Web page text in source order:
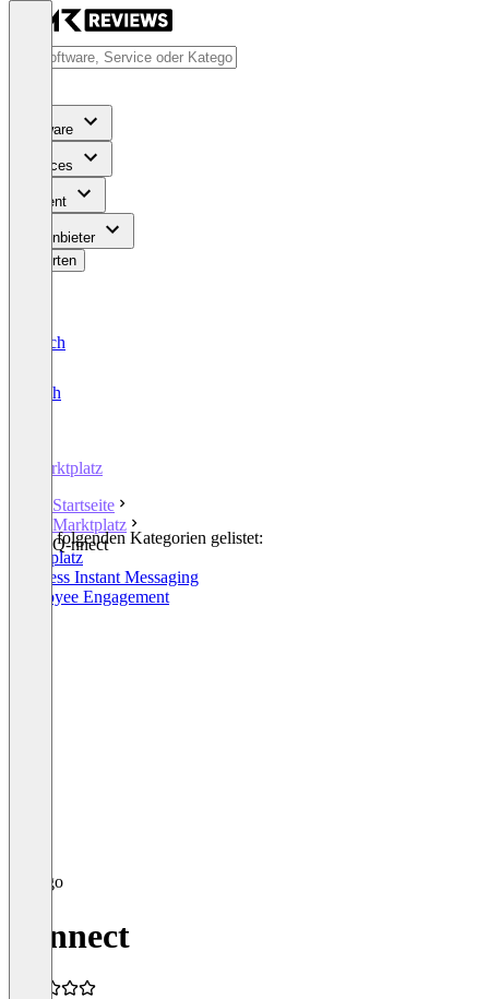
Software
Services
Content
Für Anbieter
Bewerten
Deutsch
English
Marktplatz
Startseite
Marktplatz
Q-nnect
In den folgenden Kategorien gelistet:
Marktplatz
Business Instant Messaging
Employee Engagement
Q-nnect